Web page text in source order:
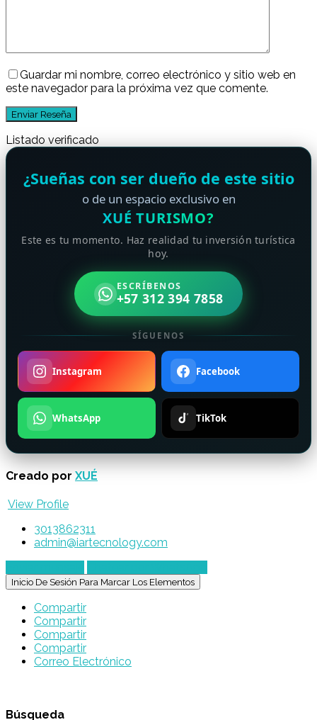
Guardar mi nombre, correo electrónico y sitio web en
este navegador para la próxima vez que comente.
Listado verificado
¿Sueñas con ser dueño de este sitio
o de un espacio exclusivo en
XUÉ TURISMO?
Este es tu momento. Haz realidad tu inversión turística
hoy.
ESCRÍBENOS
+57 312 394 7858
SÍGUENOS
Instagram Facebook
WhatsApp TikTok
Creado por XUÉ
View Profile
3013862311
admin@iartecnology.com
Inicio De Sesión Para Marcar Los Elementos
Compartir
Compartir
Compartir
Compartir
Correo Electrónico
Búsqueda